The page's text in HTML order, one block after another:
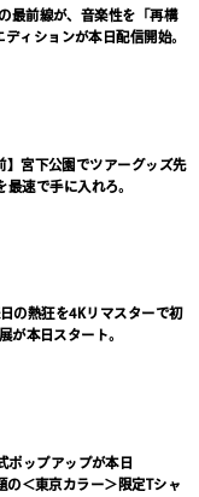
最前線が、音楽性を「再構
ィションが本日配信開始。
】宮下公園でツアーグッズ先
速で手に入れろ。
の熱狂を4Kリマスターで初
が本日スタート。
ポップアップが本日
＜東京カラー＞限定Tシャ